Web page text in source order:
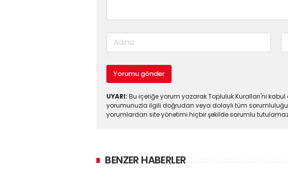
Yorumu gönder
UYARI: Bu içeriğe yorum yazarak Topluluk Kuralları'nı
yorumunuzla ilgili doğrudan veya dolaylı tüm sorumluluğu
yorumlardan site yönetimi hiçbir şekilde sorumlu
BENZER HABERLER